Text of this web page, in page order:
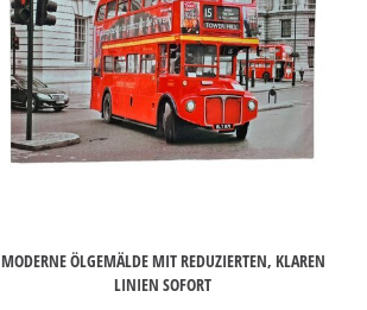
MODERNE ÖLGEMÄLDE MIT REDUZIERTEN, KLAREN
LINIEN SOFORT